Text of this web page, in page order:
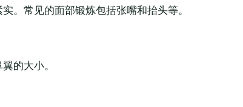
。常见的面部锻炼包括张嘴和抬头等。
的大小。